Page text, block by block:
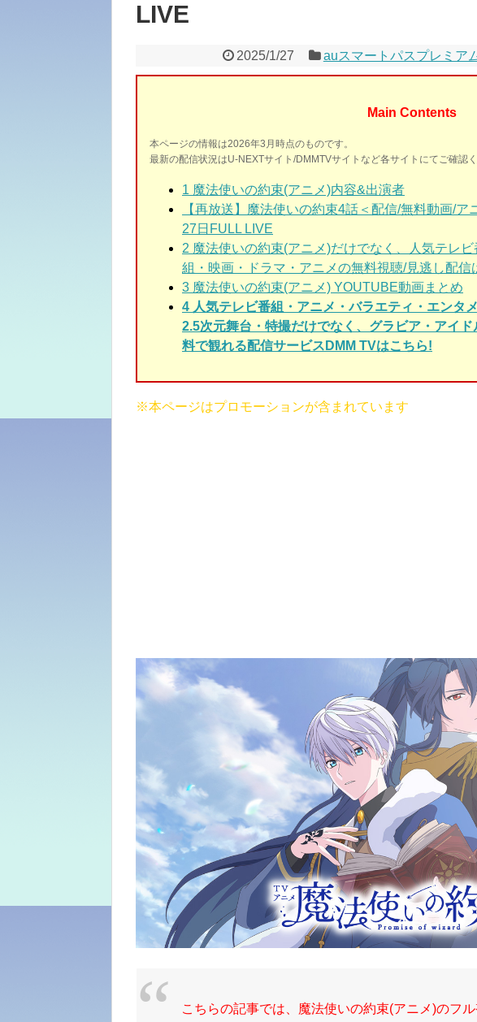
LIVE
2025/1/27 auスマートパスプレミア
Main Contents
本ページの情報は2026年3月時点のものです。
最新の配信状況はU-NEXTサイト/DMMTVサイトなど各サイトにてご確認く
1 魔法使いの約束(アニメ)内容&出演者
【再放送】魔法使いの約束4話＜配信/無料動画/ア
27日FULL LIVE
2 魔法使いの約束(アニメ)だけでなく、人気テレ
組・映画・ドラマ・アニメの無料視聴/見逃し配信
3 魔法使いの約束(アニメ) YOUTUBE動画まとめ
4 人気テレビ番組・アニメ・バラエティ・エンタ
2.5次元舞台・特撮だけでなく、グラビア・アイ
料で観れる配信サービスDMM TVはこちら!
※本ページはプロモーションが含まれています
こちらの記事では、 魔法使いの約束(アニメ)のフ